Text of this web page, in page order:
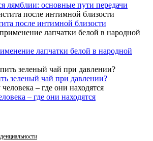
лямблии: основные пути передачи
после интимной близости
лапчатки белой в народной
зеленый чай при давлении?
– где они находятся